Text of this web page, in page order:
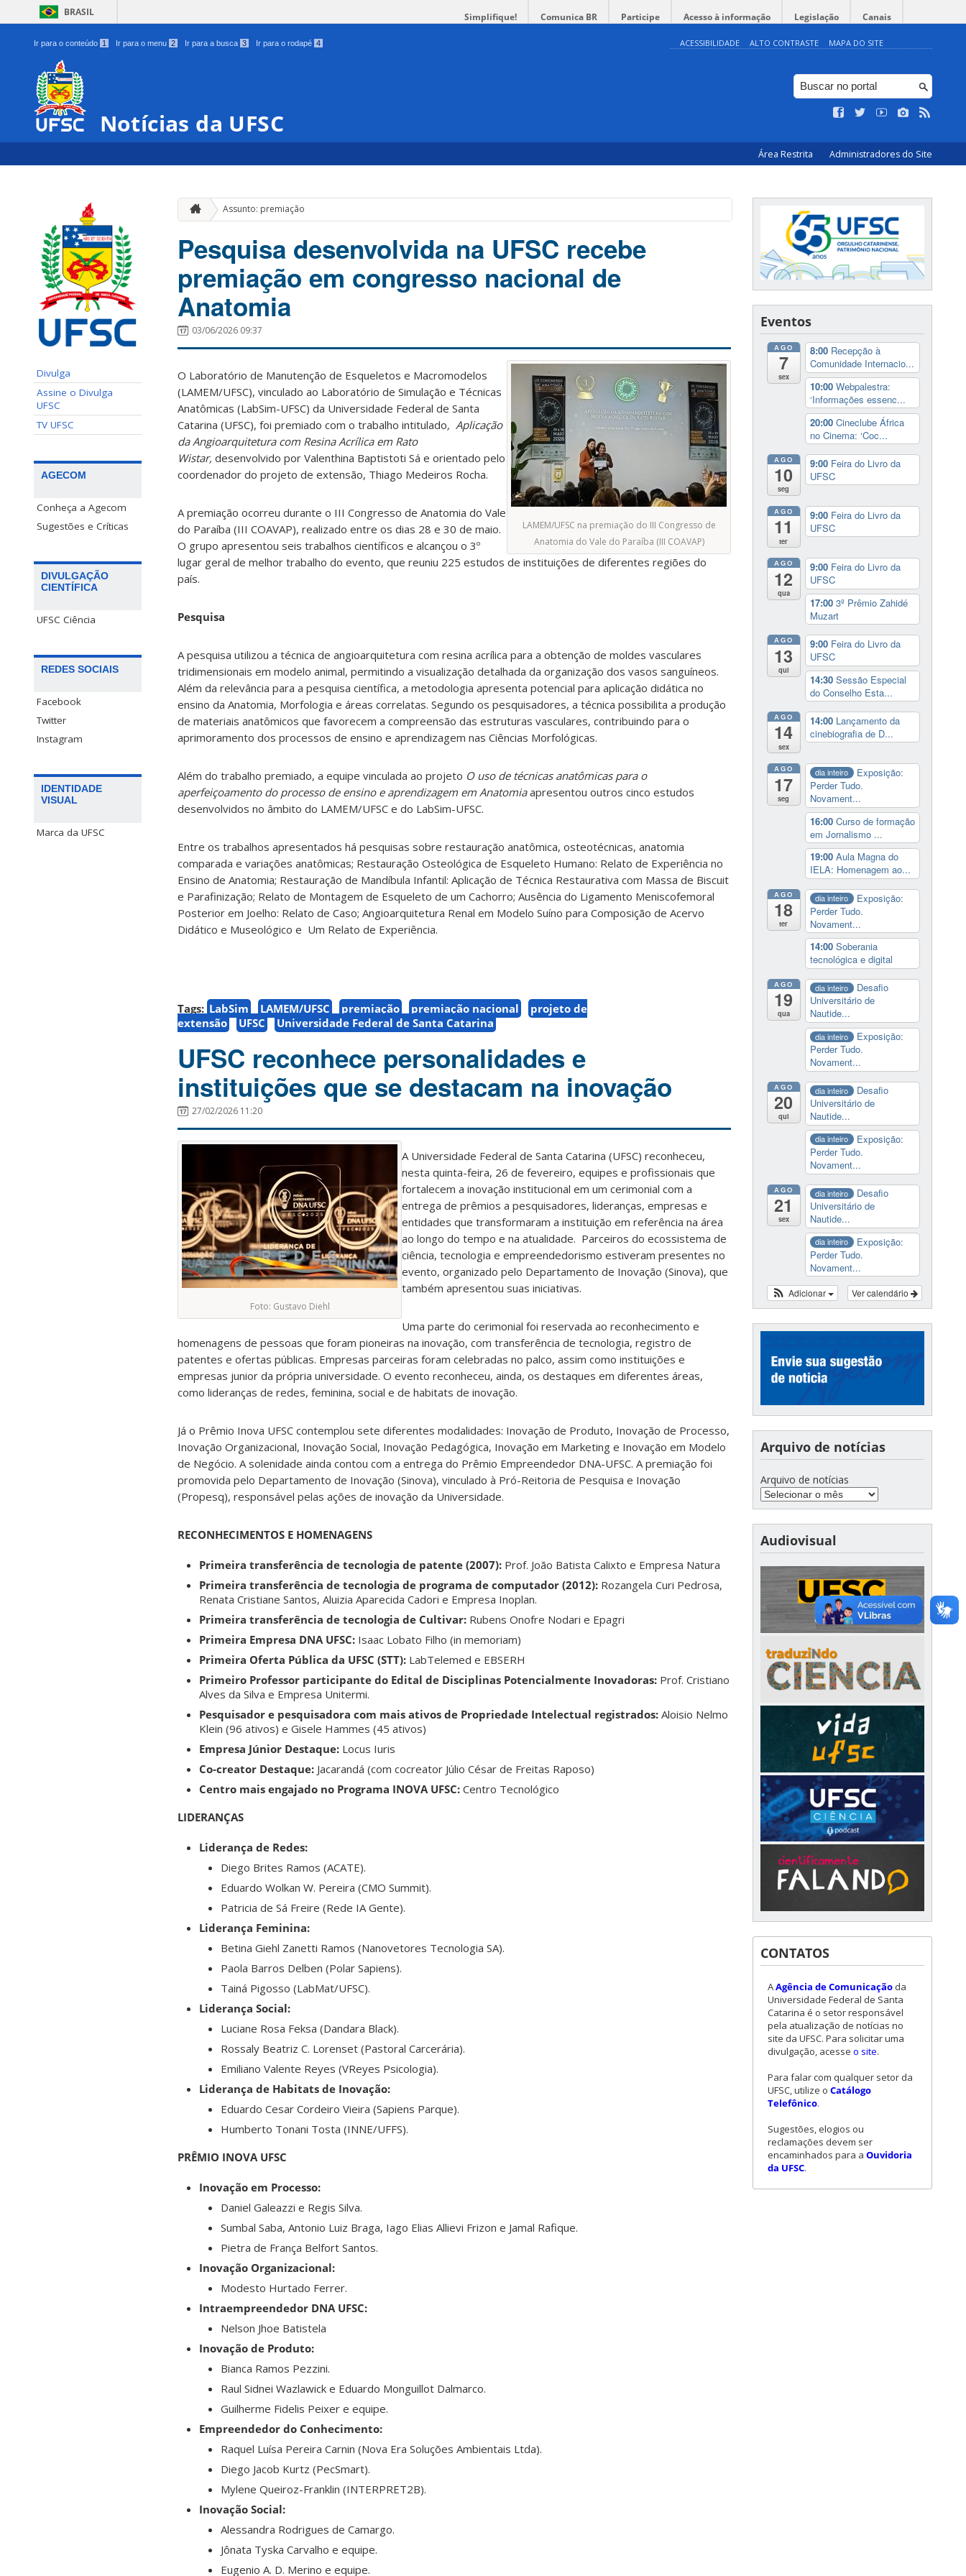
BRASIL Simplifique! Comunica BR Participe Acesso à informação Legislação Canais
Ir para o conteúdo 1 Ir para o menu 2 Ir para a busca 3 Ir para o rodapé 4 ACESSIBILIDADE ALTO CONTRASTE MAPA DO SITE
Notícias da UFSC
Área Restrita Administradores do Site
Divulga
Assine o Divulga
UFSC
TV UFSC
AGECOM
Conheça a Agecom
Sugestões e Críticas
DIVULGAÇÃO
CIENTÍFICA
UFSC Ciência
REDES SOCIAIS
Facebook
Twitter
Instagram
IDENTIDADE
VISUAL
Marca da UFSC
Assunto: premiação
Pesquisa desenvolvida na UFSC recebe
premiação em congresso nacional de
Anatomia
03/06/2026 09:37
LAMEM/UFSC na premiação do III Congresso de
Anatomia do Vale do Paraíba (III COAVAP)
O Laboratório de Manutenção de Esqueletos e Macromodelos
(LAMEM/UFSC), vinculado ao Laboratório de Simulação e Técnicas
Anatômicas (LabSim-UFSC) da Universidade Federal de Santa
Catarina (UFSC), foi premiado com o trabalho intitulado, Aplicação
da Angioarquitetura com Resina Acrílica em Rato
Wistar, desenvolvido por Valenthina Baptistoti Sá e orientado pelo
coordenador do projeto de extensão, Thiago Medeiros Rocha.
A premiação ocorreu durante o III Congresso de Anatomia do Vale
do Paraíba (III COAVAP), realizado entre os dias 28 e 30 de maio.
O grupo apresentou seis trabalhos científicos e alcançou o 3º
lugar geral de melhor trabalho do evento, que reuniu 225 estudos de instituições de diferentes regiões do
país.
Pesquisa
A pesquisa utilizou a técnica de angioarquitetura com resina acrílica para a obtenção de moldes vasculares
tridimensionais em modelo animal, permitindo a visualização detalhada da organização dos vasos sanguíneos.
Além da relevância para a pesquisa científica, a metodologia apresenta potencial para aplicação didática no
ensino da Anatomia, Morfologia e áreas correlatas. Segundo os pesquisadores, a técnica possibilita a produção
de materiais anatômicos que favorecem a compreensão das estruturas vasculares, contribuindo para o
aprimoramento dos processos de ensino e aprendizagem nas Ciências Morfológicas.
Além do trabalho premiado, a equipe vinculada ao projeto O uso de técnicas anatômicas para o
aperfeiçoamento do processo de ensino e aprendizagem em Anatomiaapresentou outros cinco estudos
desenvolvidos no âmbito do LAMEM/UFSC e do LabSim-UFSC.
Entre os trabalhos apresentados há pesquisas sobre restauração anatômica, osteotécnicas, anatomia
comparada e variações anatômicas; Restauração Osteológica de Esqueleto Humano: Relato de Experiência no
Ensino de Anatomia; Restauração de Mandíbula Infantil: Aplicação de Técnica Restaurativa com Massa de Biscuit
e Parafinização; Relato de Montagem de Esqueleto de um Cachorro; Ausência do Ligamento Meniscofemoral
Posterior em Joelho: Relato de Caso; Angioarquitetura Renal em Modelo Suíno para Composição de Acervo
Didático e Museológico e Um Relato de Experiência.
Tags: LabSim LAMEM/UFSC premiação premiação nacional
projeto de
extensão
UFSC Universidade Federal de Santa Catarina
UFSC reconhece personalidades e
instituições que se destacam na inovação
27/02/2026 11:20
Foto: Gustavo Diehl
A Universidade Federal de Santa Catarina (UFSC) reconheceu,
nesta quinta-feira, 26 de fevereiro, equipes e profissionais que
fortalecem a inovação institucional em um cerimonial com a
entrega de prêmios a pesquisadores, lideranças, empresas e
entidades que transformaram a instituição em referência na área
ao longo do tempo e na atualidade. Parceiros do ecossistema de
ciência, tecnologia e empreendedorismo estiveram presentes no
evento, organizado pelo Departamento de Inovação (Sinova), que
também apresentou suas iniciativas.
Uma parte do cerimonial foi reservada ao reconhecimento e
homenagens de pessoas que foram pioneiras na inovação, com transferência de tecnologia, registro de
patentes e ofertas públicas. Empresas parceiras foram celebradas no palco, assim como instituições e
empresas junior da própria universidade. O evento reconheceu, ainda, os destaques em diferentes áreas,
como lideranças de redes, feminina, social e de habitats de inovação.
Já o Prêmio Inova UFSC contemplou sete diferentes modalidades: Inovação de Produto, Inovação de Processo,
Inovação Organizacional, Inovação Social, Inovação Pedagógica, Inovação em Marketing e Inovação em Modelo
de Negócio. A solenidade ainda contou com a entrega do Prêmio Empreendedor DNA-UFSC. A premiação foi
promovida pelo Departamento de Inovação (Sinova), vinculado à Pró-Reitoria de Pesquisa e Inovação
(Propesq), responsável pelas ações de inovação da Universidade.
RECONHECIMENTOS E HOMENAGENS
Primeira transferência de tecnologia de patente (2007): Prof. João Batista Calixto e Empresa Natura
Primeira transferência de tecnologia de programa de computador (2012): Rozangela Curi Pedrosa,
Renata Cristiane Santos, Aluizia Aparecida Cadori e Empresa Inoplan.
Primeira transferência de tecnologia de Cultivar: Rubens Onofre Nodari e Epagri
Primeira Empresa DNA UFSC: Isaac Lobato Filho (in memoriam)
Primeira Oferta Pública da UFSC (STT): LabTelemed e EBSERH
Primeiro Professor participante do Edital de Disciplinas Potencialmente Inovadoras: Prof. Cristiano
Alves da Silva e Empresa Unitermi.
Pesquisador e pesquisadora com mais ativos de Propriedade Intelectual registrados: Aloisio Nelmo
Klein (96 ativos) e Gisele Hammes (45 ativos)
Empresa Júnior Destaque: Locus Iuris
Co-creator Destaque: Jacarandá (com cocreator Júlio César de Freitas Raposo)
Centro mais engajado no Programa INOVA UFSC: Centro Tecnológico
LIDERANÇAS
Liderança de Redes:
Diego Brites Ramos (ACATE).
Eduardo Wolkan W. Pereira (CMO Summit).
Patricia de Sá Freire (Rede IA Gente).
Liderança Feminina:
Betina Giehl Zanetti Ramos (Nanovetores Tecnologia SA).
Paola Barros Delben (Polar Sapiens).
Tainá Pigosso (LabMat/UFSC).
Liderança Social:
Luciane Rosa Feksa (Dandara Black).
Rossaly Beatriz C. Lorenset (Pastoral Carcerária).
Emiliano Valente Reyes (VReyes Psicologia).
Liderança de Habitats de Inovação:
Eduardo Cesar Cordeiro Vieira (Sapiens Parque).
Humberto Tonani Tosta (INNE/UFFS).
PRÊMIO INOVA UFSC
Inovação em Processo:
Daniel Galeazzi e Regis Silva.
Sumbal Saba, Antonio Luiz Braga, Iago Elias Allievi Frizon e Jamal Rafique.
Pietra de França Belfort Santos.
Inovação Organizacional:
Modesto Hurtado Ferrer.
Intraempreendedor DNA UFSC:
Nelson Jhoe Batistela
Inovação de Produto:
Bianca Ramos Pezzini.
Raul Sidnei Wazlawick e Eduardo Monguillot Dalmarco.
Guilherme Fidelis Peixer e equipe.
Empreendedor do Conhecimento:
Raquel Luísa Pereira Carnin (Nova Era Soluções Ambientais Ltda).
Diego Jacob Kurtz (PecSmart).
Mylene Queiroz-Franklin (INTERPRET2B).
Inovação Social:
Alessandra Rodrigues de Camargo.
Jônata Tyska Carvalho e equipe.
Eugenio A. D. Merino e equipe.
Eventos
AGO
7
sex
8:00 Recepção à
Comunidade Internacio...
10:00 Webpalestra:
‘Informações essenc...
20:00 Cineclube África
no Cinema: ‘Coc...
AGO
10
seg
9:00 Feira do Livro da
UFSC
AGO
11
ter
9:00 Feira do Livro da
UFSC
AGO
12
qua
9:00 Feira do Livro da
UFSC
17:00 3º Prêmio Zahidé
Muzart
AGO
13
qui
9:00 Feira do Livro da
UFSC
14:30 Sessão Especial
do Conselho Esta...
AGO
14
sex
14:00 Lançamento da
cinebiografia de D...
AGO
17
seg
dia inteiro
Exposição:
Perder Tudo.
Novament...
16:00 Curso de formação
em Jornalismo ...
19:00 Aula Magna do
IELA: Homenagem ao...
AGO
18
ter
dia inteiro
Exposição:
Perder Tudo.
Novament...
14:00 Soberania
tecnológica e digital
AGO
19
qua
dia inteiro
Desafio
Universitário de
Nautide...
dia inteiro
Exposição:
Perder Tudo.
Novament...
AGO
20
qui
dia inteiro
Desafio
Universitário de
Nautide...
dia inteiro
Exposição:
Perder Tudo.
Novament...
AGO
21
sex
dia inteiro
Desafio
Universitário de
Nautide...
dia inteiro
Exposição:
Perder Tudo.
Novament...
Ver calendário
Adicionar
Arquivo de notícias
Arquivo de notícias
Audiovisual
CONTATOS
AAgência de Comunicação da
Universidade Federal de Santa
Catarina é o setor responsável
pela atualização de notícias no
site da UFSC. Para solicitar uma
divulgação, acesse o site.
Para falar com qualquer setor da
UFSC, utilize o Catálogo
Telefônico.
Sugestões, elogios ou
reclamações devem ser
encaminhados para a Ouvidoria
da UFSC.